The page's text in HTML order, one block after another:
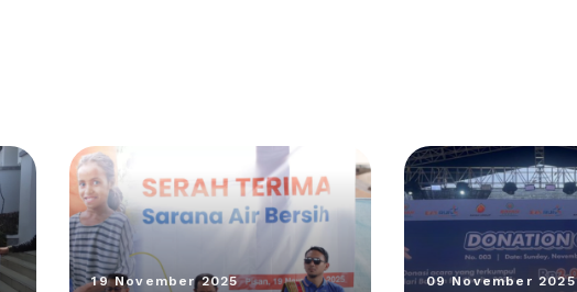
19 November 2025 09 November 2025